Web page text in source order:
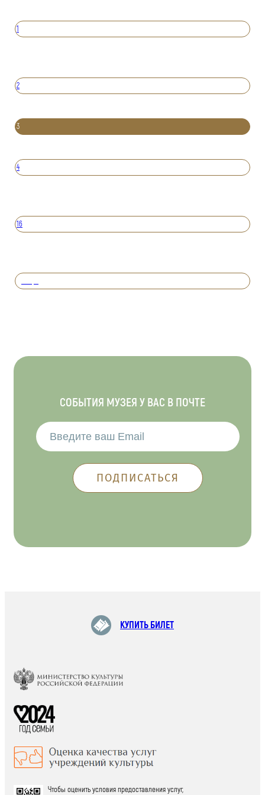
1
2
3
4
16
СОБЫТИЯ МУЗЕЯ У ВАС В ПОЧТЕ
КУПИТЬ БИЛЕТ
Чтобы оценить условия предоставления услуг,